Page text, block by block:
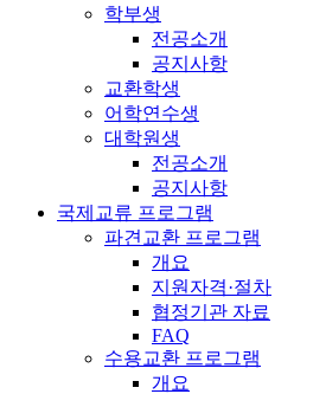
학부생
전공소개
공지사항
교환학생
어학연수생
대학원생
전공소개
공지사항
국제교류 프로그램
파견교환 프로그램
개요
지원자격·절차
협정기관 자료
FAQ
수용교환 프로그램
개요